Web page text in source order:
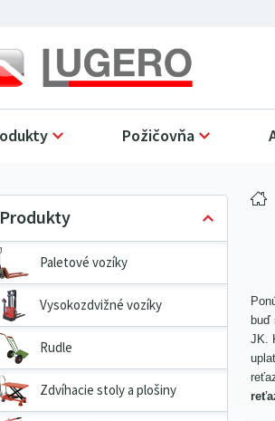
Požičovňa
Paletové vozíky
Vysokozdvižné vozíky
Rudle
Zdvíhacie stoly a plošiny
buď
JK.